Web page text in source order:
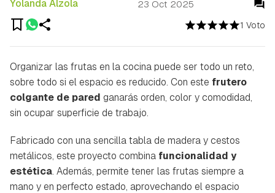
1 Voto
Yolanda Alzola 23 Oct 2025
Organizar las frutas en la cocina puede ser todo un reto,
sobre todo si el espacio es reducido. Con este frutero
colgante de pared ganarás orden, color y comodidad,
sin ocupar superficie de trabajo.
Fabricado con una sencilla tabla de madera y cestos
metálicos, este proyecto combina funcionalidad y
estética. Además, permite tener las frutas siempre a
mano y en perfecto estado, aprovechando el espacio